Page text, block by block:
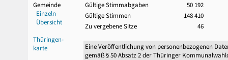
Gemeinde
Einzeln
Übersicht
Thüringen-
karte
Gültige Stimmabgaben
50 192
Gültige Stimmen
148 410
Zu vergebene Sitze
46
Eine Veröffentlichung von personenbezogenen
gemäß § 50 Absatz 2 der Thüringer